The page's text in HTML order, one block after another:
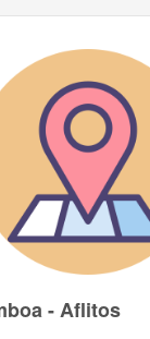
- Aflitos